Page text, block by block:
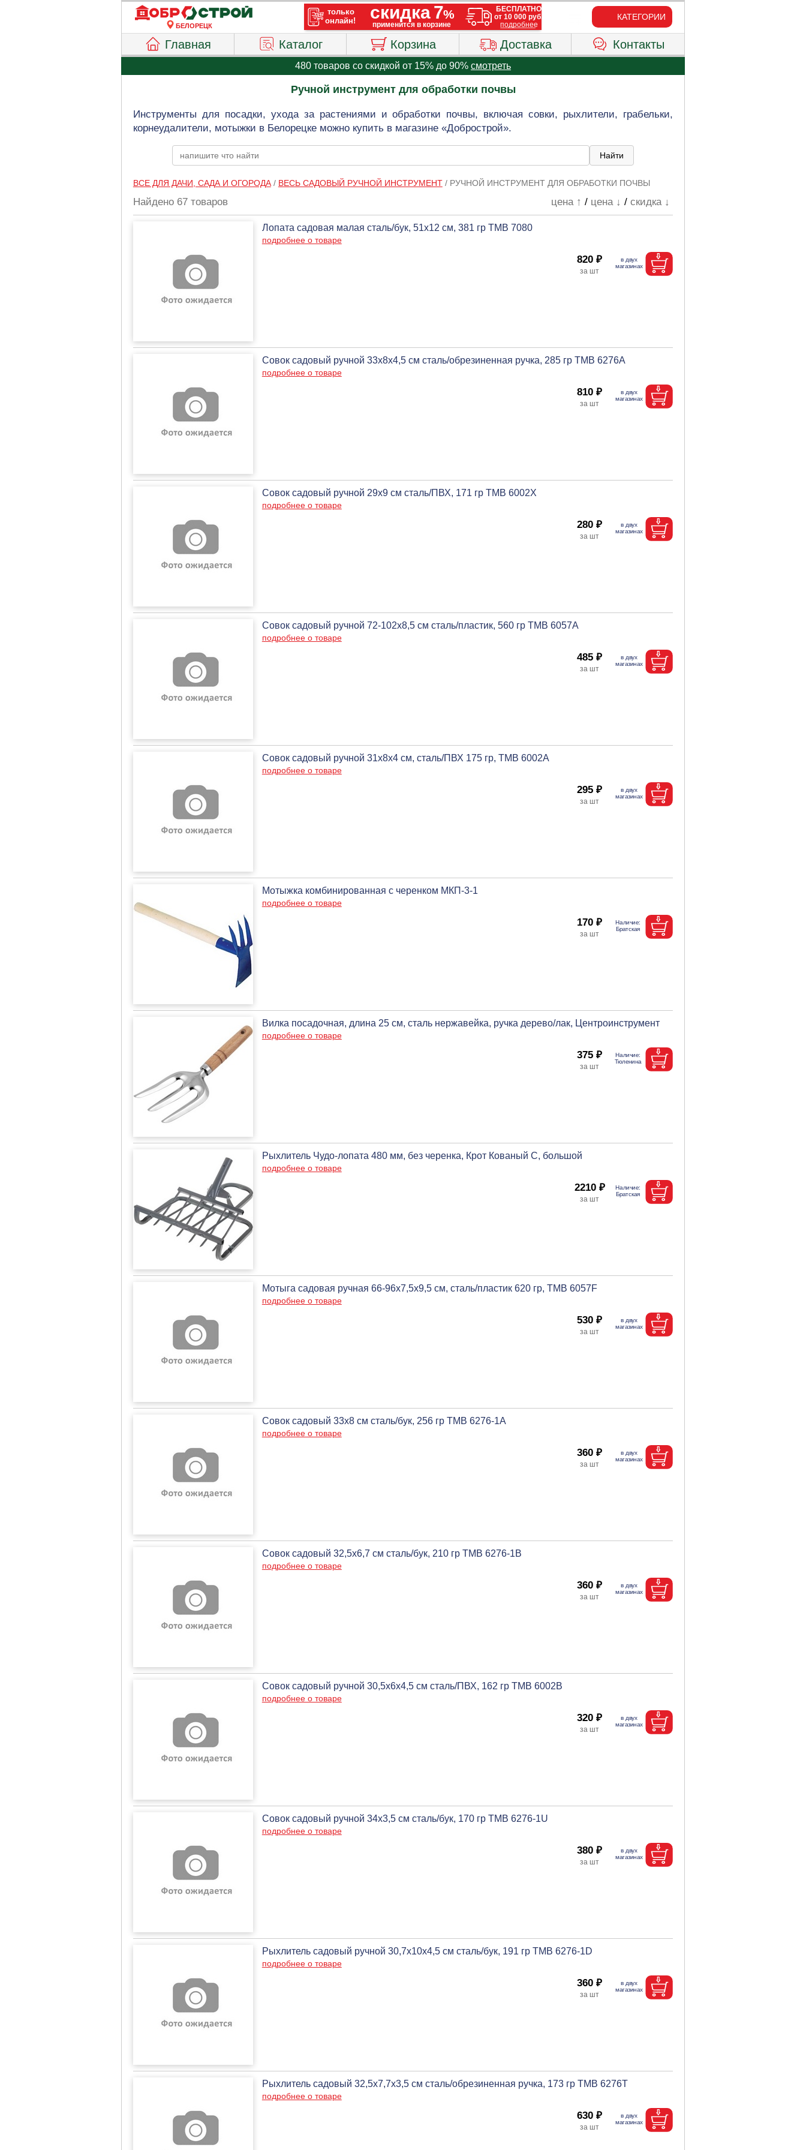
БЕЛОРЕЦК
КАТЕГОРИИ
Главная Каталог Корзина Доставка Контакты
480 товаров со скидкой от 15% до 90% смотреть
Ручной инструмент для обработки почвы
Инструменты для посадки, ухода за растениями и обработки почвы, включая совки, рыхлители, грабельки,
корнеудалители, мотыжки в Белорецке можно купить в магазине «Добрострой».
ВСЕ ДЛЯ ДАЧИ, САДА И ОГОРОДА/ ВЕСЬ САДОВЫЙ РУЧНОЙ ИНСТРУМЕНТ/ РУЧНОЙ ИНСТРУМЕНТ ДЛЯ ОБРАБОТКИ ПОЧВЫ
Найдено 67 товаров цена ↑ / цена ↓ /скидка ↓
Лопата садовая малая сталь/бук, 51х12 см, 381 гр ТМВ 7080
подробнее о товаре
820 ₽
Совок садовый ручной 33х8х4,5 см сталь/обрезиненная ручка, 285 гр ТМВ 6276A
подробнее о товаре
810 ₽
Совок садовый ручной 29х9 см сталь/ПВХ, 171 гр ТМВ 6002X
подробнее о товаре
280 ₽
Совок садовый ручной 72-102х8,5 см сталь/пластик, 560 гр ТМВ 6057A
подробнее о товаре
485 ₽
Совок садовый ручной 31х8х4 см, сталь/ПВХ 175 гр, ТМВ 6002A
подробнее о товаре
295 ₽
Мотыжка комбинированная с черенком МКП-3-1
подробнее о товаре
170 ₽
Вилка посадочная, длина 25 см, сталь нержавейка, ручка дерево/лак, Центроинструмент
подробнее о товаре
375 ₽
Рыхлитель Чудо-лопата 480 мм, без черенка, Крот Кованый С, большой
подробнее о товаре
2210 ₽
Мотыга садовая ручная 66-96х7,5х9,5 см, сталь/пластик 620 гр, ТМВ 6057F
подробнее о товаре
530 ₽
Совок садовый 33х8 см сталь/бук, 256 гр ТМВ 6276-1A
подробнее о товаре
360 ₽
Совок садовый 32,5х6,7 см сталь/бук, 210 гр ТМВ 6276-1B
подробнее о товаре
360 ₽
Совок садовый ручной 30,5х6х4,5 см сталь/ПВХ, 162 гр ТМВ 6002B
подробнее о товаре
320 ₽
Совок садовый ручной 34х3,5 см сталь/бук, 170 гр ТМВ 6276-1U
подробнее о товаре
380 ₽
Рыхлитель садовый ручной 30,7х10х4,5 см сталь/бук, 191 гр ТМВ 6276-1D
подробнее о товаре
360 ₽
Рыхлитель садовый 32,5х7,7х3,5 см сталь/обрезиненная ручка, 173 гр ТМВ 6276T
подробнее о товаре
630 ₽